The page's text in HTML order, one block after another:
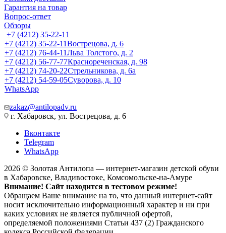
Гарантия на товар
Вопрос-ответ
Обзоры
+7 (4212) 35-22-11
+7 (4212) 35-22-11Вострецова, д. 6
+7 (4212) 76-44-11Льва Толстого, д. 2
+7 (4212) 56-77-77Краснореченская, д. 98
+7 (4212) 74-20-22Стрельникова, д. 6а
+7 (4212) 54-59-05Суворова, д. 10
WhatsApp
zakaz@antilopadv.ru
г. Хабаровск, ул. Вострецова, д. 6
Вконтакте
Telegram
WhatsApp
2026 © Золотая Антилопа — интернет-магазин детской обуви
в Хабаровске, Владивостоке, Комсомольске-на-Амуре
Внимание! Сайт находится в тестовом режиме!
Обращаем Ваше внимание на то, что данный интернет-сайт
носит исключительно информационный характер и ни при
каких условиях не является публичной офертой,
определяемой положениями Статьи 437 (2) Гражданского